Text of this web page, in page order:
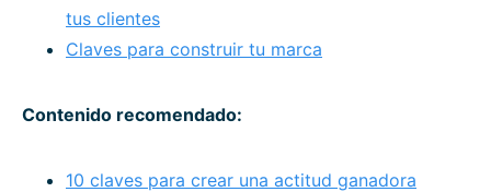
tus clientes
Claves para construir tu marca
Contenido recomendado:
10 claves para crear una actitud ganadora